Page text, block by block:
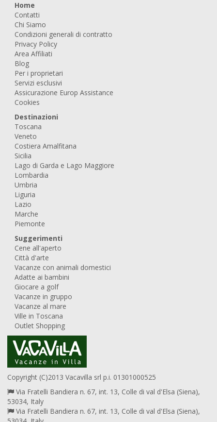
Home
Contatti
Chi Siamo
Condizioni generali di contratto
Privacy Policy
Area Affiliati
Blog
Per i proprietari
Servizi esclusivi
Assicurazione Europ Assistance
Cookies
Destinazioni
Toscana
Veneto
Costiera Amalfitana
Sicilia
Lago di Garda e Lago Maggiore
Lombardia
Umbria
Liguria
Lazio
Marche
Piemonte
Suggerimenti
Cene all'aperto
Città d'arte
Vacanze con animali domestici
Adatte ai bambini
Giocare a golf
Vacanze in gruppo
Vacanze al mare
Ville in Toscana
Outlet Shopping
Copyright (C)2013 Vacavilla srl p.i. 01301000525
Via Fratelli Bandiera n. 67, int. 13, Colle di val d'Elsa (Siena),
53034, Italy
Via Fratelli Bandiera n. 67, int. 13, Colle di val d'Elsa (Siena),